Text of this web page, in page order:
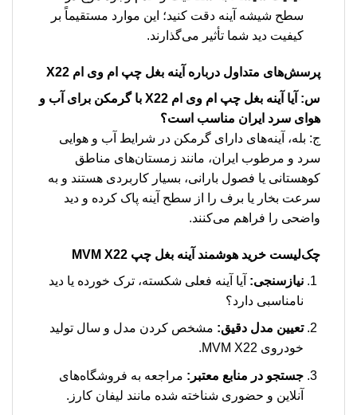
سطح شیشه آینه دقت کنید؛ این موارد مستقیماً بر
کیفیت دید شما تأثیر می‌گذارند.
پرسش‌های متداول درباره آینه بغل چپ ام وی ام X22
س: آیا آینه بغل چپ ام وی ام X22 با گرمکن برای آب و
هوای سرد ایران مناسب است؟
ج: بله، آینه‌های دارای گرمکن در شرایط آب و هوایی
سرد و مرطوب ایران، مانند زمستان‌های مناطق
کوهستانی یا فصول بارانی، بسیار کاربردی هستند و به
سرعت بخار یا برف را از سطح آینه پاک کرده و دید
واضحی را فراهم می‌کنند.
چک‌لیست خرید هوشمند آینه بغل چپ MVM X22
نیازسنجی: آیا آینه فعلی شکسته، ترک خورده یا دید
نامناسبی دارد؟
تعیین مدل دقیق: مشخص کردن مدل و سال تولید
خودروی MVM X22.
جستجو در منابع معتبر: مراجعه به فروشگاه‌های
آنلاین و حضوری شناخته شده مانند لیفان کارز.